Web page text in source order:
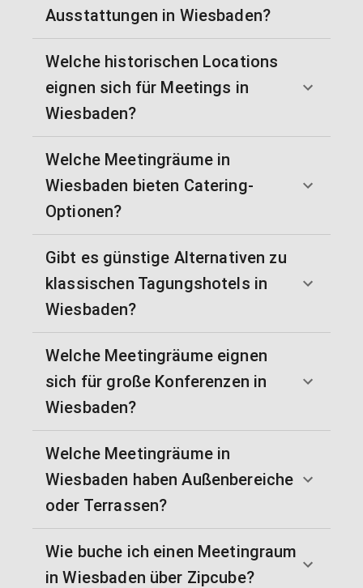
Ausstattungen in Wiesbaden?
Welche historischen Locations
eignen sich für Meetings in
Wiesbaden?
Welche Meetingräume in
Wiesbaden bieten Catering-
Optionen?
Gibt es günstige Alternativen zu
klassischen Tagungshotels in
Wiesbaden?
Welche Meetingräume eignen
sich für große Konferenzen in
Wiesbaden?
Welche Meetingräume in
Wiesbaden haben Außenbereiche
oder Terrassen?
Wie buche ich einen Meetingraum
in Wiesbaden über Zipcube?